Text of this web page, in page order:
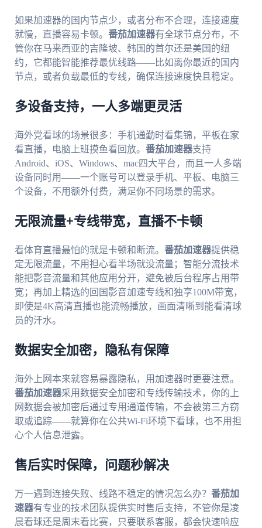
如果加速器的国内节点少，或者分布不合理，连接速度
就慢，直播容易卡顿。 番茄加速器有全球节点分布，不
管你在马来西亚的吉隆坡、韩国的首尔还是美国的纽
约，它都能智能推荐最优线路——比如离你最近的国内
节点，或者负载最低的专线，确保连接速度快且稳定。
多设备支持，一人多端更灵活
海外党看球的场景很多：手机通勤时看集锦，平板在家
看直播，电脑上班摸鱼看回放。 番茄加速器支持
Android、iOS、Windows、mac四大平台，而且一人多端
设备同时用——一个账号可以登录手机、平板、电脑三
个设备，不用额外付费，满足你不同场景的需求。
无限流量+专线带宽，直播不卡顿
看体育直播最怕的就是卡顿和断流。 番茄加速器提供稳
定无限流量，不用担心看半场就没流量；智能分流技术
能把影音流量和其他应用分开，避免被后台程序占用带
宽；再加上精选的回国影音加速专线和独享100M带宽，
即使是4K高清直播也能流畅播放，画面清晰到能看清球
员的汗水。
数据安全加密，隐私有保障
海外上网本来就容易暴露隐私，用加速器时更要注意。
番茄加速器采用数据安全加密和专线传输技术，你的上
网数据会被加密后通过专用通道传输，不会被第三方窃
取或追踪——就算你在公共Wi-Fi环境下看球，也不用担
心个人信息泄露。
售后实时保障，问题秒解决
万一遇到连接失败、线路不稳定的情况怎么办？ 番茄加
速器有专业的技术团队提供实时售后支持，不管你是凌
晨看球还是周末看比赛，只要联系客服，都会快速响应